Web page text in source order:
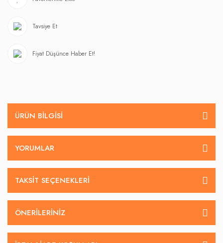
Tavsiye Et
Fiyat Düşünce Haber Et!
ÜRÜN BILGISI
YORUMLAR
TAKSIT SEÇENEKLERI
ÖNERILERINIZ